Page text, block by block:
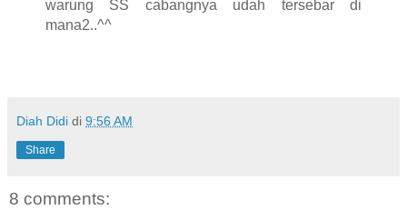
warung SS cabangnya udah tersebar di
mana2..^^
Diah Didi di 9:56 AM
Share
8 comments: